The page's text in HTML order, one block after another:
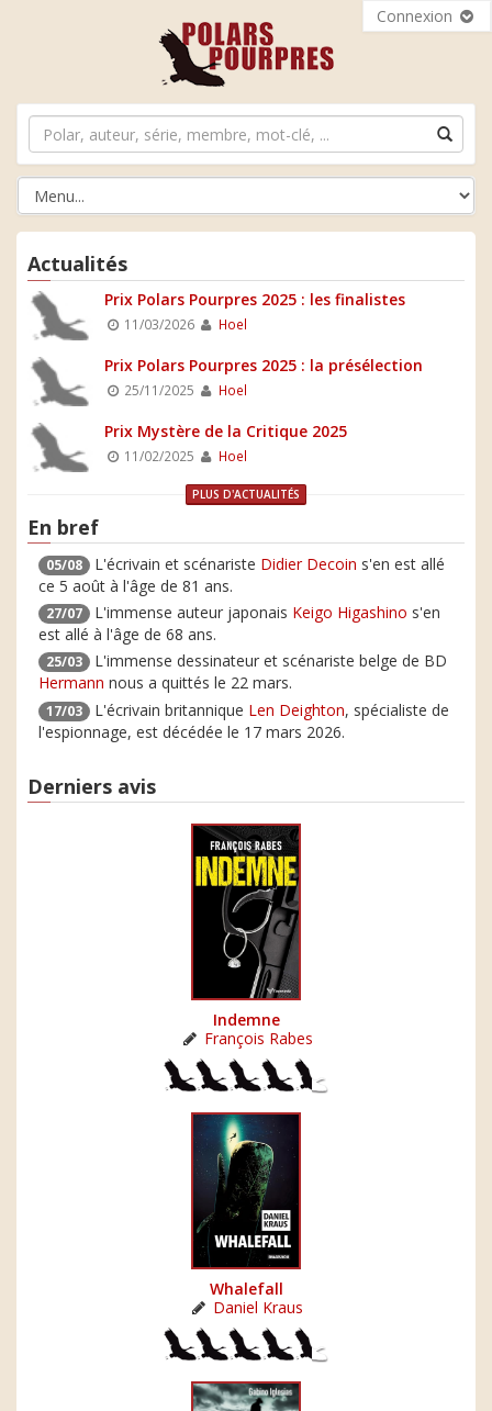
Connexion
Actualités
Prix Polars Pourpres 2025 : les finalistes
11/03/2026 Hoel
Prix Polars Pourpres 2025 : la présélection
25/11/2025 Hoel
Prix Mystère de la Critique 2025
11/02/2025 Hoel
PLUS D'ACTUALITÉS
En bref
05/08 L'écrivain et scénariste Didier Decoin s'en est allé
ce 5 août à l'âge de 81 ans.
27/07 L'immense auteur japonais Keigo Higashino s'en
est allé à l'âge de 68 ans.
25/03
L'immense dessinateur et scénariste belge de BD
Hermann nous a quittés le 22 mars.
17/03 L'écrivain britannique Len Deighton, spécialiste de
l'espionnage, est décédée le 17 mars 2026.
Derniers avis
Indemne
François Rabes
Whalefall
Daniel Kraus